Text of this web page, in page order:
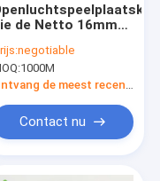
de Netto 16mm
negotiable
1000M
Ontvang de meest recente Prijs
Contact nu